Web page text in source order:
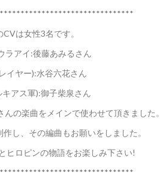
CVは女性3名です。
ラアイ:後藤あみるさん
イヤー):水谷六花さん
キアス軍):御子柴泉さん
んの楽曲をメインで使わせて頂きました
し、その編曲もお願いをしました。
ヒロピンの物語をお楽しみ下さい!